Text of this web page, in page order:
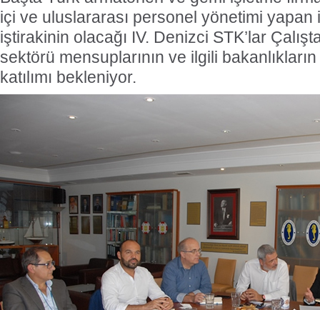
içi ve uluslararası personel yönetimi
iştirakinin olacağı IV. Denizci STK’lar
sektörü mensuplarının ve ilgili
katılımı bekleniyor.